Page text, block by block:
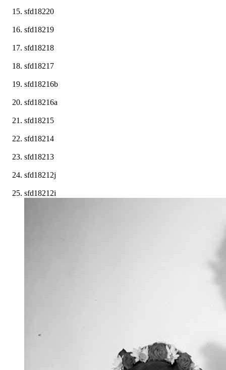
sfd18220
sfd18219
sfd18218
sfd18217
sfd18216b
sfd18216a
sfd18215
sfd18214
sfd18213
sfd18212j
sfd18212i